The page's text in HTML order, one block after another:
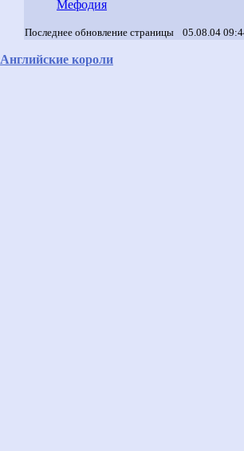
Мефодия
Последнее обновление страницы 05.08.04
Английские короли